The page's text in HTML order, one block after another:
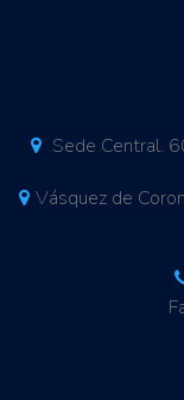
Sede Central.
Vásquez de